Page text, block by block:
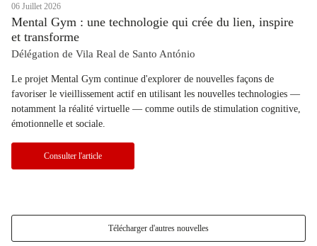
06 Juillet 2026
Mental Gym : une technologie qui crée du lien, inspire
et transforme
Délégation de Vila Real de Santo António
Le projet Mental Gym continue d'explorer de nouvelles façons de
favoriser le vieillissement actif en utilisant les nouvelles technologies —
notamment la réalité virtuelle — comme outils de stimulation cognitive,
émotionnelle et sociale.
Consulter l'article
Télécharger d'autres nouvelles